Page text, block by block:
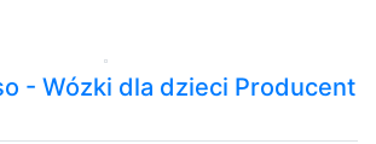
- Wózki dla dzieci Producent